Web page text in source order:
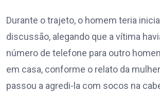
Durante o trajeto, o homem teria
discussão, alegando que a vítima
número de telefone para outro
em casa, conforme o relato da
passou a agredi-la com socos na